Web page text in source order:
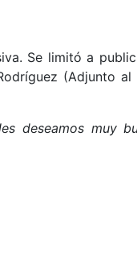
Se limitó a
(Adjunto
deseamos muy